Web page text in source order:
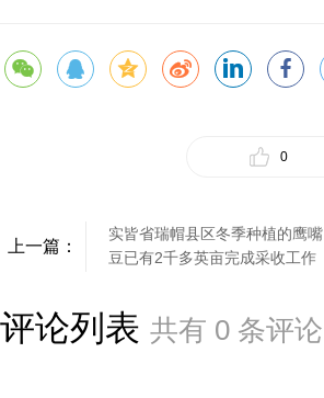
0
上一篇：
实皆省瑞帽县区冬季种植的鹰嘴
豆已有2千多英亩完成采收工作
评论列表 共有 0 条评论